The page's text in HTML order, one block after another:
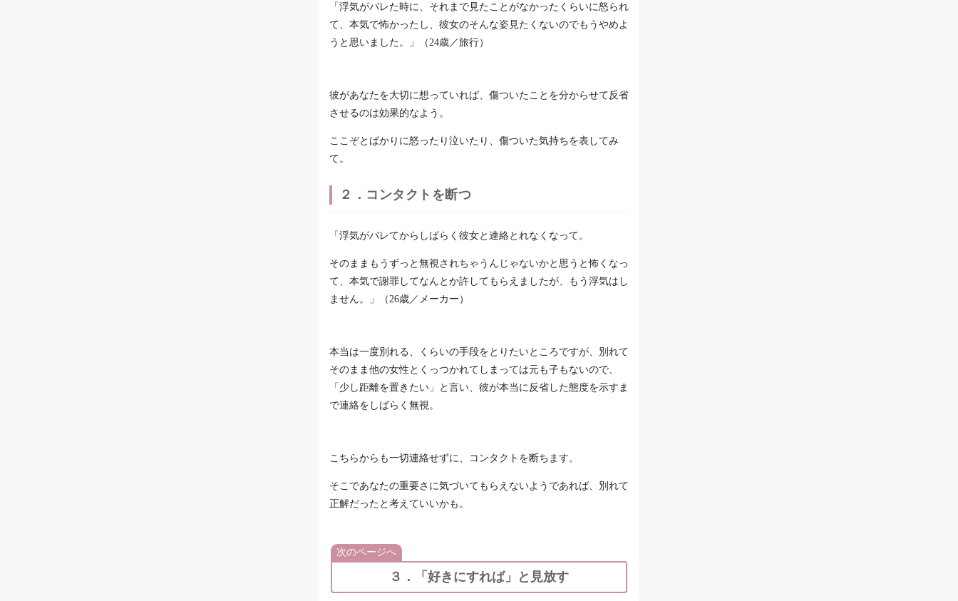
「浮気がバレた時に、それまで見たことがなかったくらいに怒られ
て、本気で怖かったし、彼女のそんな姿見たくないのでもうやめよ
うと思いました。」（24歳／旅行）
彼があなたを大切に想っていれば、傷ついたことを分からせて反省
させるのは効果的なよう。
ここぞとばかりに怒ったり泣いたり、傷ついた気持ちを表してみ
て。
２．コンタクトを断つ
「浮気がバレてからしばらく彼女と連絡とれなくなって。
そのままもうずっと無視されちゃうんじゃないかと思うと怖くなっ
て、本気で謝罪してなんとか許してもらえましたが、もう浮気はし
ません。」（26歳／メーカー）
本当は一度別れる、くらいの手段をとりたいところですが、別れて
そのまま他の女性とくっつかれてしまっては元も子もないので、
「少し距離を置きたい」と言い、彼が本当に反省した態度を示すま
で連絡をしばらく無視。
こちらからも一切連絡せずに、コンタクトを断ちます。
そこであなたの重要さに気づいてもらえないようであれば、別れて
正解だったと考えていいかも。
次のページへ
３．「好きにすれば」と見放す